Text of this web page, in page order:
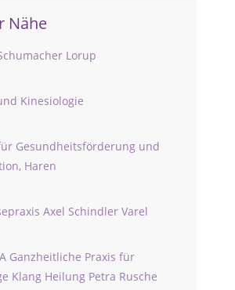
Nähe
Lorup
Kinesiologie
Gesundheitsförderung und
Haren
Axel Schindler Varel
Ganzheitliche Praxis für
Klang Heilung Petra Rusche